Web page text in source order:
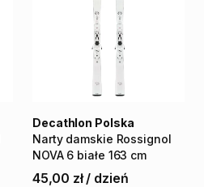
Narty damskie Rossignol
NOVA 6 białe 163 cm
Decathlon Polska
45,00 zł / dzień